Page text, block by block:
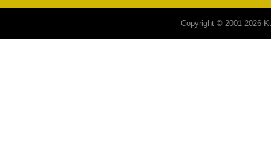
Copyright © 2001-2026